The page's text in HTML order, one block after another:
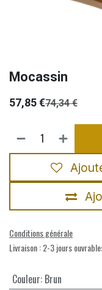
Mocassin
57,85€74,34€
Conditions générale
Livraison : 2-3 jours
Couleur: Brun